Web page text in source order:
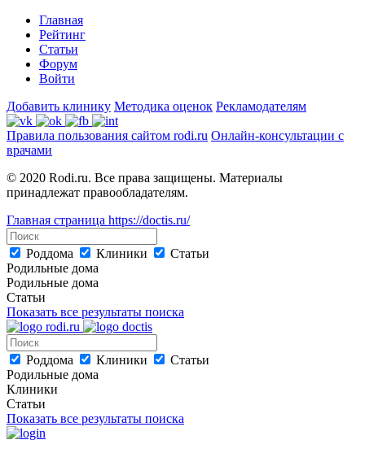
Главная
Рейтинг
Статьи
Форум
Войти
Добавить клинику Методика оценок Рекламодателям
Правила пользования сайтом rodi.ru Онлайн-консультации с
врачами
© 2020 Rodi.ru. Все права защищены. Материалы
принадлежат правообладателям.
Главная страница https://doctis.ru/
Роддома Клиники
Статьи
Родильные дома
Родильные дома
Статьи
Показать все результаты поиска
Роддома Клиники
Статьи
Родильные дома
Клиники
Статьи
Показать все результаты поиска